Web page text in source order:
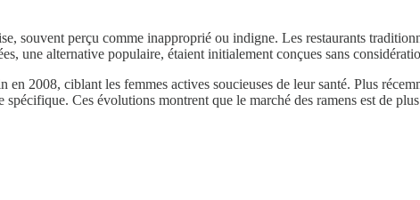
souvent perçu comme inapproprié ou indigne. Les restaurants
une alternative populaire, étaient initialement conçues sans
2008, ciblant les femmes actives soucieuses de leur santé. Plus
Ces évolutions montrent que le marché des ramens est de